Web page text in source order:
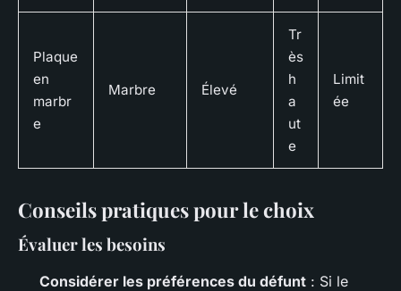
Plaque
en
marbr
e
Marbre Élevé
Tr
ès
h
a
ut
e
Limit
ée
Conseils pratiques pour le choix
Évaluer les besoins
Considérer les préférences du défunt : Si le